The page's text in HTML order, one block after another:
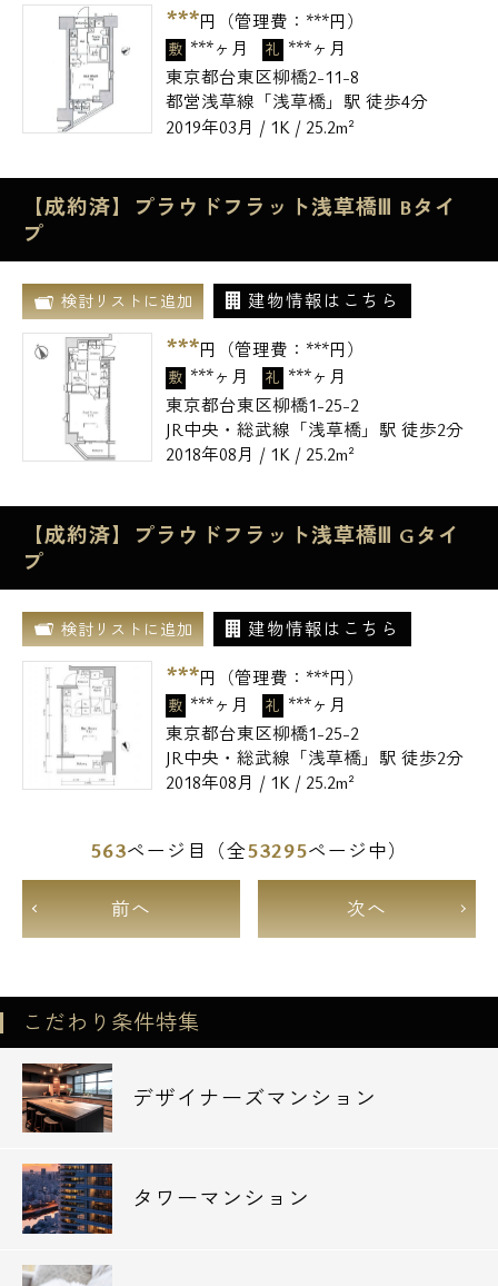
***円（管理費： ***円）
敷 ***ヶ月 礼 ***ヶ月
東京都台東区柳橋2-11-8
都営浅草線「浅草橋」駅 徒歩4分
2019年03月 / 1K / 25.2m²
【成約済】プラウドフラット浅草橋Ⅲ Bタイ
プ
検討リストに追加 建物情報はこちら
***円（管理費： ***円）
敷 ***ヶ月 礼 ***ヶ月
東京都台東区柳橋1-25-2
JR中央・総武線「浅草橋」駅 徒歩2分
2018年08月 / 1K / 25.2m²
【成約済】プラウドフラット浅草橋Ⅲ Gタイ
プ
検討リストに追加 建物情報はこちら
***円（管理費： ***円）
敷 ***ヶ月 礼 ***ヶ月
東京都台東区柳橋1-25-2
JR中央・総武線「浅草橋」駅 徒歩2分
2018年08月 / 1K / 25.2m²
563ページ目（全53295ページ中）
前へ 次へ
こだわり条件特集
デザイナーズマンション
タワーマンション